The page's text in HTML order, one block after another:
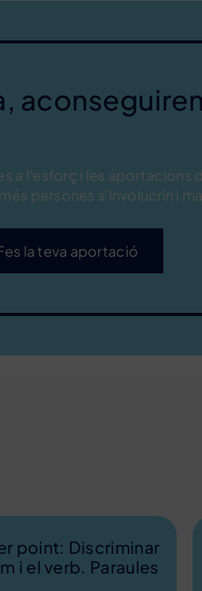
a l'esforç i les aportacions
persones s'involucrin i
la teva aportació
point: Discriminar
i el verb. Paraules